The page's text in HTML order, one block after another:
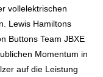
vollelektrischen
Lewis Hamiltons
Buttons Team JBXE
Momentum in
auf die Leistung